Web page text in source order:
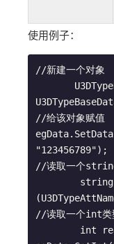
使用例子：
//新建一个对象
//给该对象赋值
egData.SetData
"123456789");
//读取一个
//读取一个int